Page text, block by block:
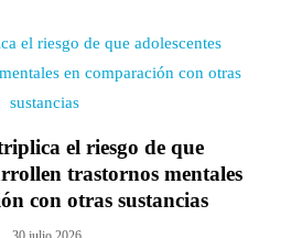
el riesgo de que
trastornos mentales
con otras sustancias